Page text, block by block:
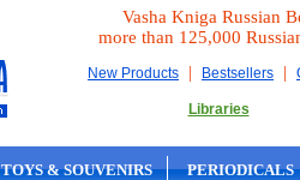
Vasha Kniga Russian
more than 125,000
New Products | Bestsellers |
Libraries
TOYS & SOUVENIRS PERIODICALS